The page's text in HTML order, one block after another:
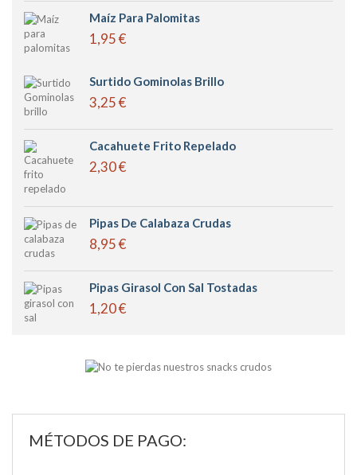
Maíz Para Palomitas
1,95 €
Surtido Gominolas Brillo
3,25 €
Cacahuete Frito Repelado
2,30 €
Pipas De Calabaza Crudas
8,95 €
Pipas Girasol Con Sal Tostadas
1,20 €
MÉTODOS DE PAGO: